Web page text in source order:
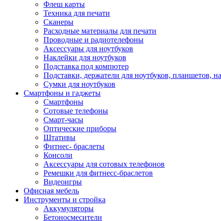
Флеш карты
Техника для печати
Сканеры
Расходные материалы для печати
Проводные и радиотелефоны
Аксессуары для ноутбуков
Наклейки для ноутбуков
Подставка под компютер
Подставки, держатели для ноутбуков, планшетов,
Сумки для ноутбуков
Смартфоны и гаджеты
Смартфоны
Сотовые телефоны
Смарт-часы
Оптические приборы
Штативы
Фитнес- браслеты
Консоли
Аксессуары для сотовых телефонов
Ремешки для фитнесс-браслетов
Видеоигры
Офисная мебель
Инструменты и стройка
Аккумуляторы
Бетоносмесители